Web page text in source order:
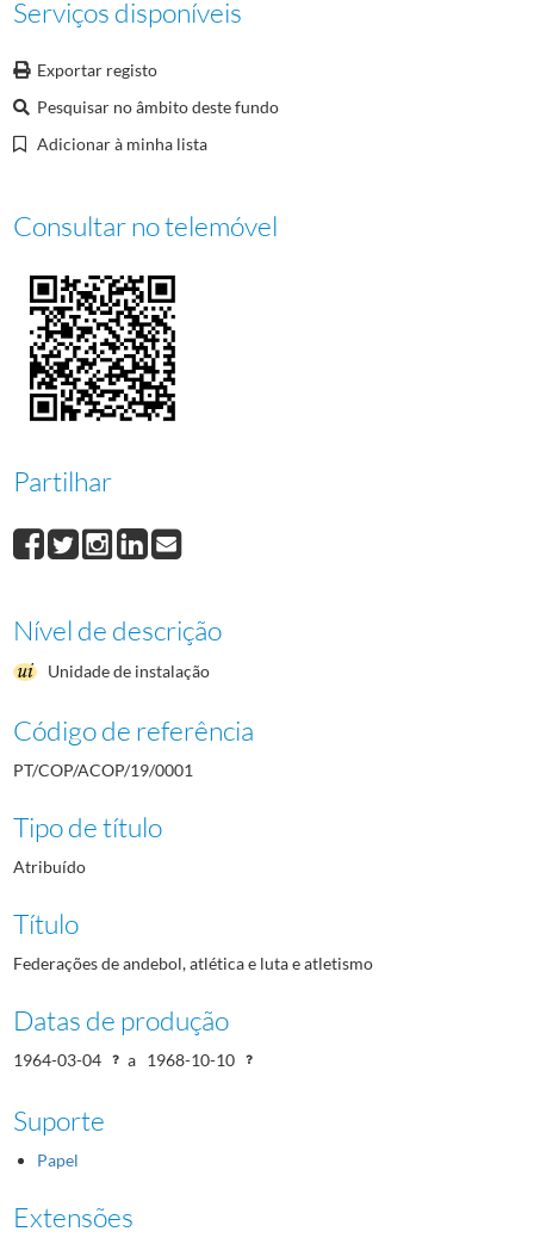
0010Dia Olímpico, 1968 e entidades oficiais
(...)
Serviços disponíveis
Exportar registo
Pesquisar no âmbito deste fundo
Adicionar à minha lista
Consultar no telemóvel
Partilhar
Nível de descrição
Unidade de instalação
Código de referência
PT/COP/ACOP/19/0001
Tipo de título
Atribuído
Título
Federações de andebol, atlética e luta e atletismo
Datas de produção
1964-03-04 a 1968-10-10
Suporte
Papel
Extensões